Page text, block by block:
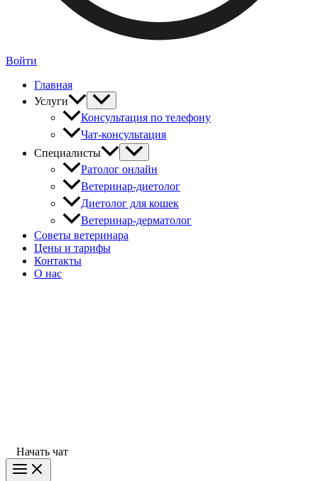
Войти
Главная
Услуги
Консультация по телефону
Чат-консультация
Специалисты
Ратолог онлайн
Ветеринар-диетолог
Диетолог для кошек
Ветеринар-дерматолог
Советы ветеринара
Цены и тарифы
Контакты
О нас
Начать чат